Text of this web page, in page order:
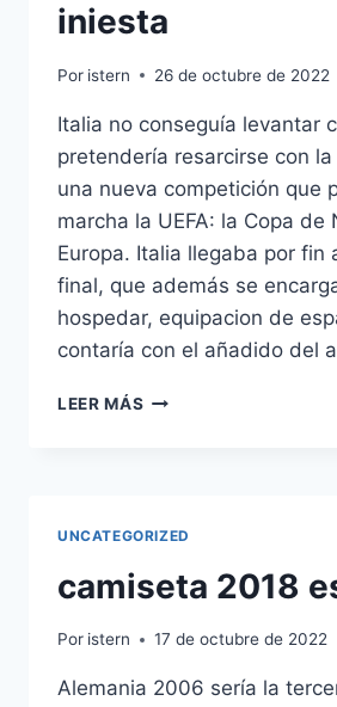
iniesta
Por istern 26 de octubre de 2022
Italia no conseguía levantar
pretendería resarcirse con
una nueva competición que
marcha la UEFA: la Copa de
Europa. Italia llegaba por fin
final, que además se
hospedar, equipacion de
contaría con el añadido del
LEER MÁS CAMISETA
UNCATEGORIZED
camiseta 2018
Por istern 17 de octubre de 2022
Alemania 2006 sería la